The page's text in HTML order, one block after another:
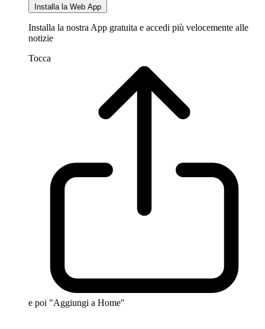
Installa la Web App
Installa la nostra App gratuita e accedi più velocemente alle
notizie
Tocca
e poi "Aggiungi a Home"